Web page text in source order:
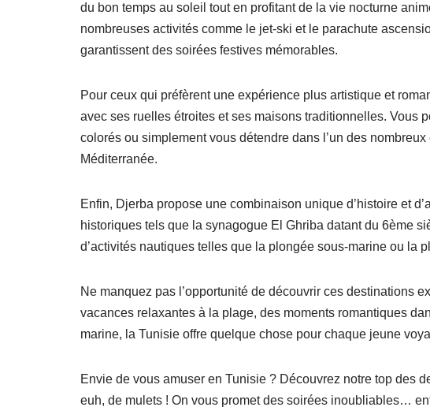
du bon temps au soleil tout en profitant de la vie nocturne
nombreuses activités comme le jet-ski et le parachute
garantissent des soirées festives mémorables.
Pour ceux qui préfèrent une expérience plus artistique et
avec ses ruelles étroites et ses maisons traditionnelles. Vous
colorés ou simplement vous détendre dans l’un des
Méditerranée.
Enfin, Djerba propose une combinaison unique d’histoire et
historiques tels que la synagogue El Ghriba datant du 6ème
d’activités nautiques telles que la plongée sous-marine ou la
Ne manquez pas l’opportunité de découvrir ces destinations
vacances relaxantes à la plage, des moments romantiques
marine, la Tunisie offre quelque chose pour chaque jeune
Envie de vous amuser en Tunisie ? Découvrez notre top des
euh, de mulets ! On vous promet des soirées inoubliables…